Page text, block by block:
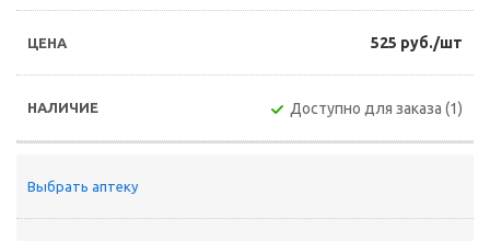
525 руб./шт
Доступно для заказа (1)
Выбрать аптеку